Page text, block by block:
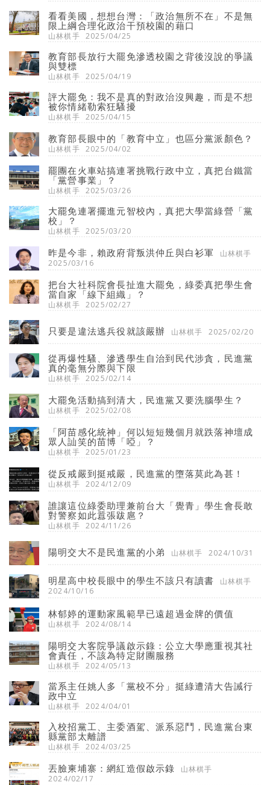
看看美國，想想台灣：「政治無所不在」不是無
限上綱合理化政治干預校園的藉口
山林棋手 2025/04/25
教育部長放行大罷免滲透校園之背後沒說的爭議
與雙標
山林棋手 2025/04/19
評大罷免：我不是真的對政治沒興趣，而是不想
被你情緒勒索狂騷擾
山林棋手 2025/04/15
教育部長眼中的「教育中立」也區分黨派顏色？
山林棋手 2025/04/02
罷團在火車站搞連署挑戰行政中立，真把台鐵當
「黨營事業」？
山林棋手 2025/03/26
大罷免連署擺進元智校內，真把大學當綠營「黨
校」？
山林棋手 2025/03/20
昨是今非，賴政府背叛洪仲丘與白衫軍
山林棋手
2025/03/16
把台大社科院會長扯進大罷免，綠委真把學生會
當自家「線下組織」？
山林棋手 2025/02/27
只要是違法逃兵役就該嚴辦 山林棋手 2025/02/20
從再爆性騷、滲透學生自治到民代涉貪，民進黨
真的毫無分際與下限
山林棋手 2025/02/14
大罷免活動搞到清大，民進黨又要洗腦學生？
山林棋手 2025/02/08
「阿苗感化統神」何以短短幾個月就跌落神壇成
眾人訕笑的苗博「啞」？
山林棋手 2025/01/23
從反戒嚴到挺戒嚴，民進黨的墮落莫此為甚！
山林棋手 2024/12/09
誰讓這位綠委助理兼前台大「覺青」學生會長敢
對警察如此囂張跋扈？
山林棋手 2024/11/26
陽明交大不是民進黨的小弟 山林棋手 2024/10/31
明星高中校長眼中的學生不該只有讀書
山林棋手
2024/10/16
林郁婷的運動家風範早已遠超過金牌的價值
山林棋手 2024/08/14
陽明交大客院爭議啟示錄：公立大學應重視其社
會責任，不該為特定財團服務
山林棋手 2024/05/13
當系主任姚人多「黨校不分」挺綠遭清大告誡行
政中立
山林棋手 2024/04/01
入校招黨工、主委酒駕、派系惡鬥，民進黨台東
縣黨部太離譜
山林棋手 2024/03/25
丟臉柬埔寨：網紅造假啟示錄
山林棋手
2024/02/17